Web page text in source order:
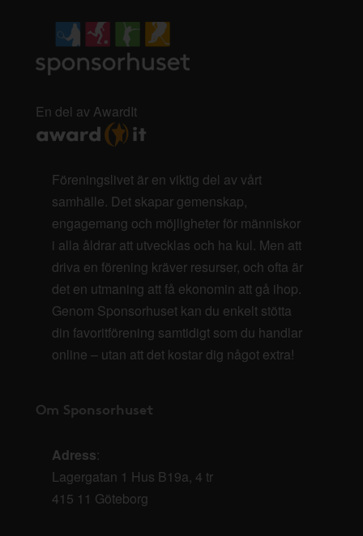
En del av AwardIt
Föreningslivet är en viktig del av vårt
samhälle. Det skapar gemenskap,
engagemang och möjligheter för människor
i alla åldrar att utvecklas och ha kul. Men att
driva en förening kräver resurser, och ofta är
det en utmaning att få ekonomin att gå ihop.
Genom Sponsorhuset kan du enkelt stötta
din favoritförening samtidigt som du handlar
online – utan att det kostar dig något extra!
Om Sponsorhuset
Adress:
Lagergatan 1 Hus B19a, 4 tr
415 11 Göteborg